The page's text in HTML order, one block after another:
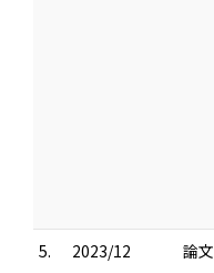
5. 2023/12 論文